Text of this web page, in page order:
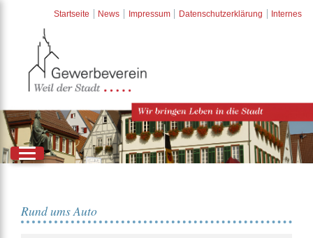
Startseite News Impressum Datenschutzerklärung Internes
Rund ums Auto